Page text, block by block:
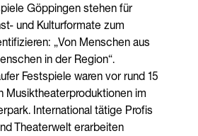
Göppingen stehen für
und Kulturformate zum
„Von Menschen aus
in der Region“.
Festspiele waren vor rund 15
Musiktheaterproduktionen im
International tätige Profis
Theaterwelt erarbeiten